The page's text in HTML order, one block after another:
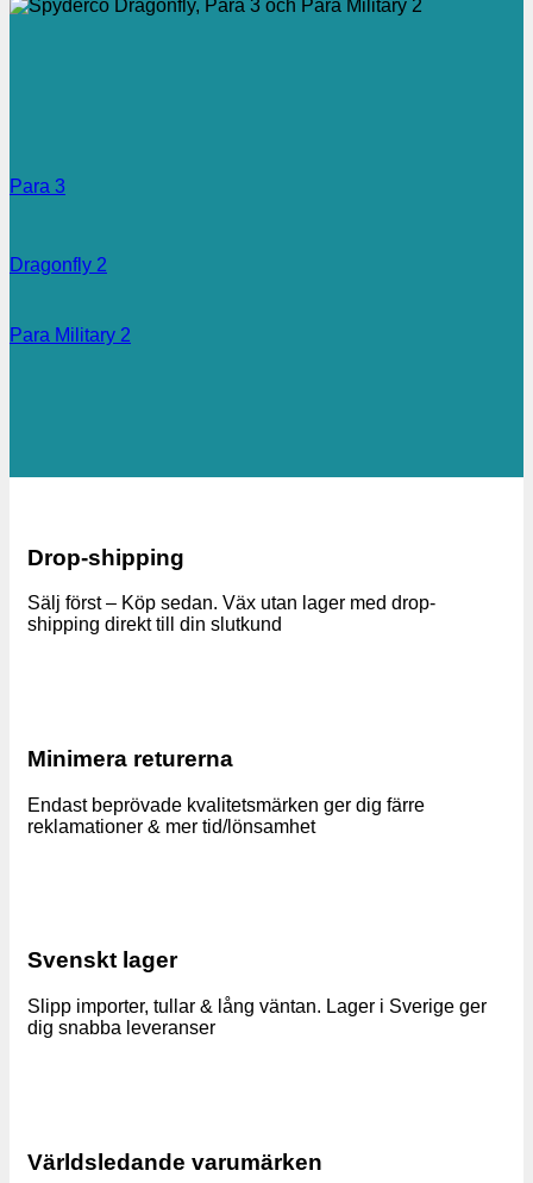
Dragonfly 2
Para 3
Para Military 2
Drop-shipping
Sälj först – Köp sedan. Väx utan lager med drop-
shipping direkt till din slutkund
Minimera returerna
Endast beprövade kvalitetsmärken ger dig färre
reklamationer & mer tid/lönsamhet
Svenskt lager
Slipp importer, tullar & lång väntan. Lager i Sverige ger
dig snabba leveranser
Världsledande varumärken